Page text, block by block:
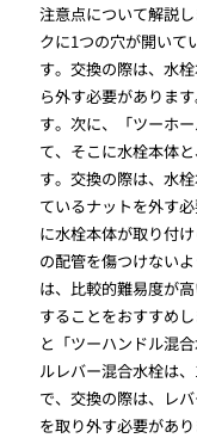
注意点について解説
クに1つの穴が開いて
す。交換の際は、水
ら外す必要がありま
す。次に、「ツーホ
て、そこに水栓本体
す。交換の際は、水
ているナットを外す
に水栓本体が取り付
の配管を傷つけない
は、比較的難易度が
することをおすすめ
と「ツーハンドル混
ルレバー混合水栓は
で、交換の際は、レ
を取り外す必要があ